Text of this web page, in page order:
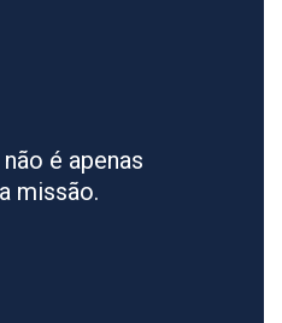
é apenas
missão.